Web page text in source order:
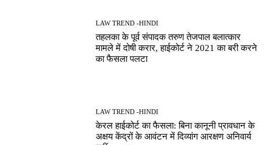
LAW TREND -HINDI
तहलका के पूर्व संपादक तरुण तेजपाल बलात्कार
मामले में दोषी करार, हाईकोर्ट ने 2021 का बरी करने
का फैसला पलटा
LAW TREND -HINDI
केरल हाईकोर्ट का फैसला: बिना कानूनी प्रावधान के
अक्षय केंद्रों के आवंटन में दिव्यांग आरक्षण अनिवार्य